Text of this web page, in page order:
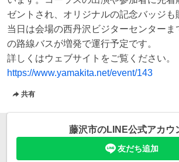
ゼントされ、オリジナルの記念バッジも
当日は会場の西丹沢ビジターセンターま
の路線バスが増発で運行予定です。
https://www.yamakita.net/event/143
共有
藤沢市のLINE公式アカウ
友だち追加